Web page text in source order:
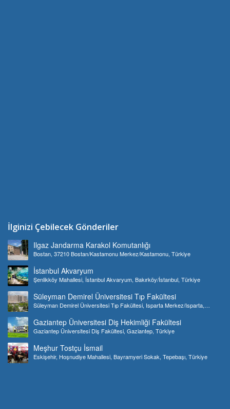
İlginizi Çebilecek Gönderiler
Ilgaz Jandarma Karakol Komutanlığı
Bostan, 37210 Bostan/Kastamonu Merkez/Kastamonu, Türkiye
İstanbul Akvaryum
Şenlikköy Mahallesi, İstanbul Akvaryum, Bakırköy/İstanbul, Türkiye
Süleyman Demirel Üniversitesi Tıp Fakültesi
Süleyman Demirel Üniversitesi Tıp Fakültesi, Isparta Merkez/Isparta,
Gaziantep Üniversitesi Diş Hekimliği Fakültesi
Gaziantep Üniversitesi Diş Fakültesi, Gaziantep, Türkiye
Meşhur Tostçu İsmail
Eskişehir, Hoşnudiye Mahallesi, Bayramyeri Sokak, Tepebaşı, Türkiye